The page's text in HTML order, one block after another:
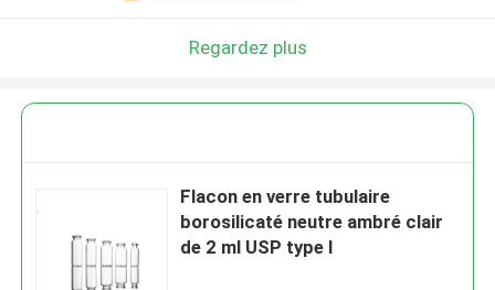
Regardez plus
Flacon en verre tubulaire
borosilicaté neutre ambré clair
de 2 ml USP type I